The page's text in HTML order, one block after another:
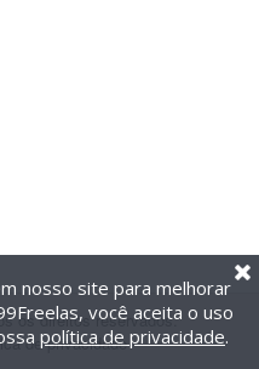
os direitos reservados.
de privacidade
nosso site para melhorar
você aceita o uso
política de privacidade.